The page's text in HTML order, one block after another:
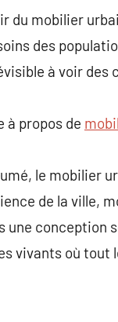
du mobilier
des
à voir des
à propos de
le mobilier
de la ville,
une conception
vivants où tout